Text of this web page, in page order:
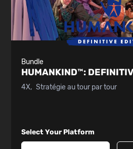
Bundle
HUMANKIND™:
4X Stratégie au tour par tour
Select Your Platform